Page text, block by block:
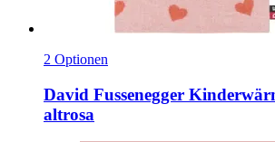
2 Optionen
David Fussenegger
altrosa